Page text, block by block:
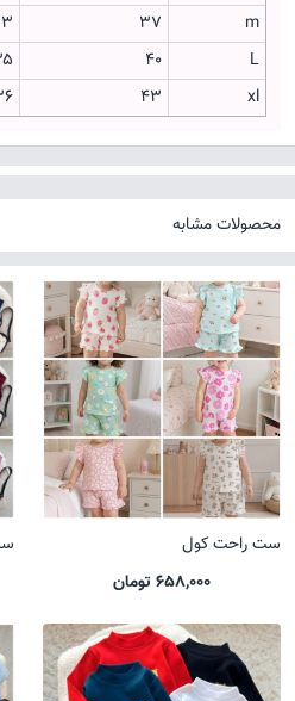
m
۳۷
L
۴۰
xl
۴۳
محصولات مشابه
ست راحت کول
658,000 تومان